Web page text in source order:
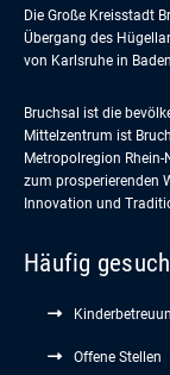
Die Große Kreisstadt
Übergang des
von Karlsruhe in
Bruchsal ist die
Mittelzentrum ist
Metropolregion
zum prosperierenden
Innovation und
Häufig
Offene Stellen